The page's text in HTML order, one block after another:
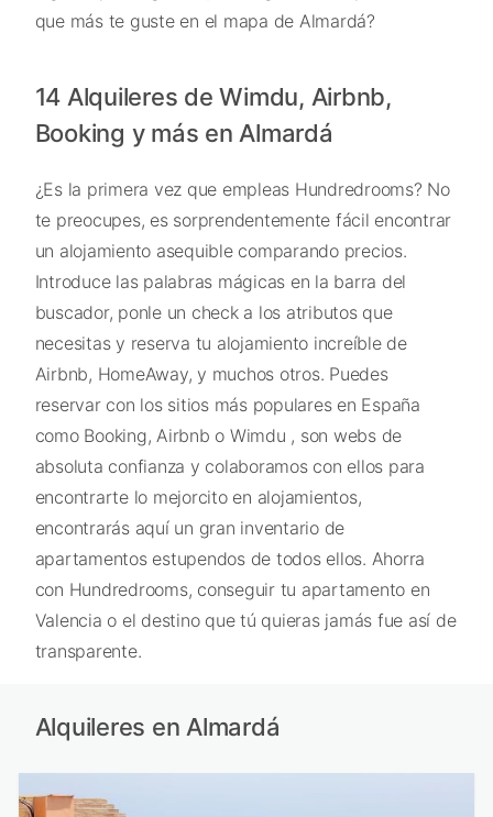
que más te guste en el mapa de Almardá?
14 Alquileres de Wimdu, Airbnb,
Booking y más en Almardá
¿Es la primera vez que empleas Hundredrooms? No
te preocupes, es sorprendentemente fácil encontrar
un alojamiento asequible comparando precios.
Introduce las palabras mágicas en la barra del
buscador, ponle un check a los atributos que
necesitas y reserva tu alojamiento increíble de
Airbnb, HomeAway, y muchos otros. Puedes
reservar con los sitios más populares en España
como Booking, Airbnb o Wimdu , son webs de
absoluta confianza y colaboramos con ellos para
encontrarte lo mejorcito en alojamientos,
encontrarás aquí un gran inventario de
apartamentos estupendos de todos ellos. Ahorra
con Hundredrooms, conseguir tu apartamento en
Valencia o el destino que tú quieras jamás fue así de
transparente.
Alquileres en Almardá